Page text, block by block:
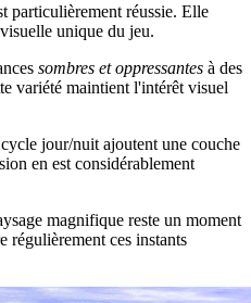
particulièrement réussie. Elle
unique du jeu.
sombres et oppressantes à des
variété maintient l'intérêt visuel
jour/nuit ajoutent une couche
en est considérablement
magnifique reste un moment
ces instants